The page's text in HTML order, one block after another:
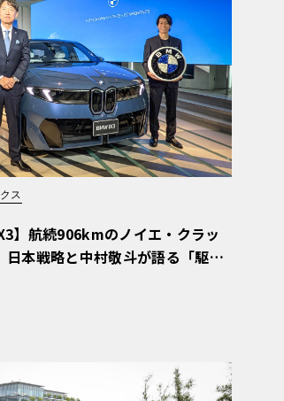
ス
】航続906kmのノイエ・クラッ
日本戦略と中村敬斗が語る「駆け